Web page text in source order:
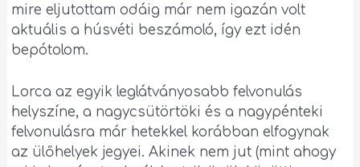
mire eljutottam odáig már nem igazán volt
aktuális a húsvéti beszámoló, így ezt idén
bepótolom.
Lorca az egyik leglátványosabb felvonulás
helyszíne, a nagycsütörtöki és a nagypénteki
felvonulásra már hetekkel korábban elfogynak
az ülőhelyek jegyei. Akinek nem jut (mint ahogy